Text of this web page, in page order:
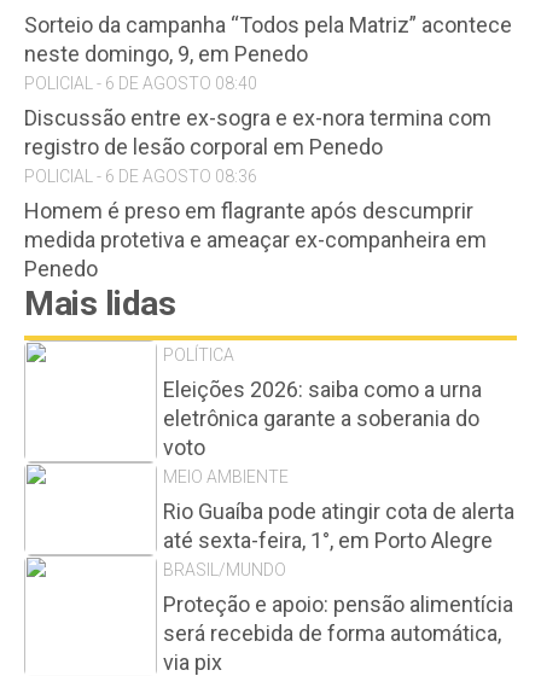
Sorteio da campanha “Todos pela Matriz” acontece
neste domingo, 9, em Penedo
POLICIAL - 6 DE AGOSTO 08:40
Discussão entre ex-sogra e ex-nora termina com
registro de lesão corporal em Penedo
POLICIAL - 6 DE AGOSTO 08:36
Homem é preso em flagrante após descumprir
medida protetiva e ameaçar ex-companheira em
Penedo
Mais lidas
POLÍTICA
Eleições 2026: saiba como a urna
eletrônica garante a soberania do
voto
MEIO AMBIENTE
Rio Guaíba pode atingir cota de alerta
até sexta-feira, 1°, em Porto Alegre
BRASIL/MUNDO
Proteção e apoio: pensão alimentícia
será recebida de forma automática,
via pix